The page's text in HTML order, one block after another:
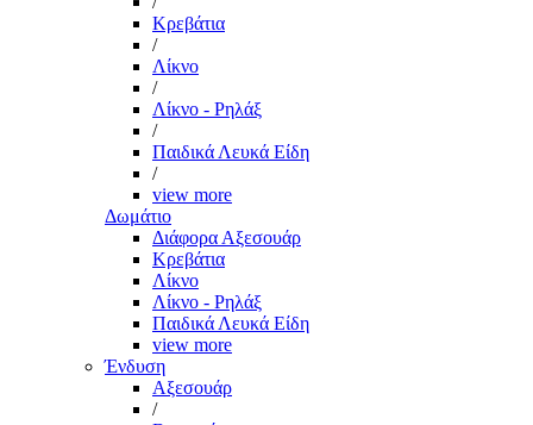
Κρεβάτια
/
Λίκνο
/
Λίκνο - Ρηλάξ
/
Παιδικά Λευκά Είδη
/
view more
Δωμάτιο
Διάφορα Αξεσουάρ
Κρεβάτια
Λίκνο
Λίκνο - Ρηλάξ
Παιδικά Λευκά Είδη
view more
Ένδυση
Αξεσουάρ
/